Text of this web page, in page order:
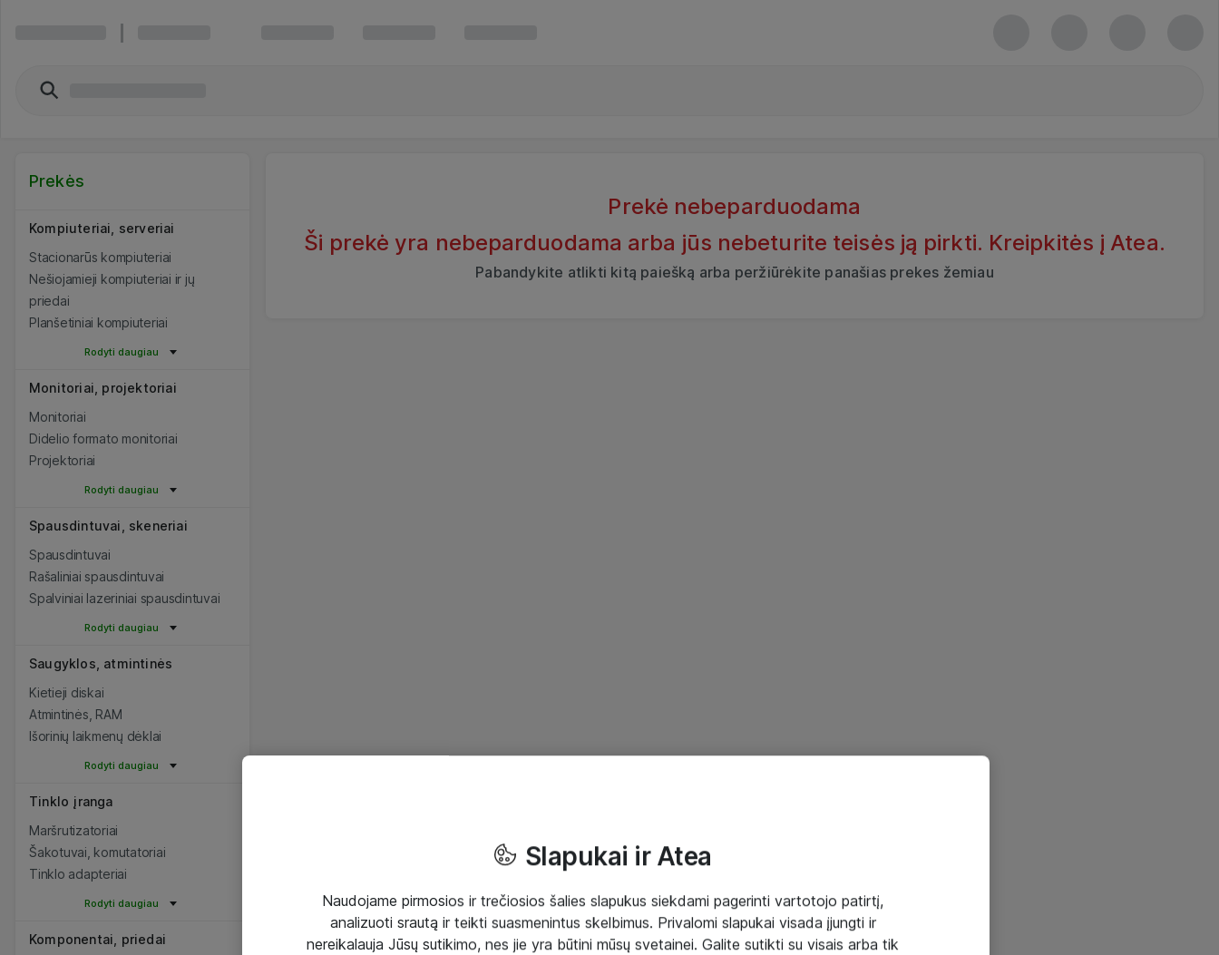
Prekės
Kompiuteriai, serveriai
Stacionarūs kompiuteriai
Nešiojamieji kompiuteriai ir jų
priedai
Planšetiniai kompiuteriai
Rodyti daugiau
Monitoriai, projektoriai
Monitoriai
Didelio formato monitoriai
Projektoriai
Rodyti daugiau
Spausdintuvai, skeneriai
Spausdintuvai
Rašaliniai spausdintuvai
Spalviniai lazeriniai spausdintuvai
Rodyti daugiau
Saugyklos, atmintinės
Kietieji diskai
Atmintinės, RAM
Išorinių laikmenų dėklai
Rodyti daugiau
Tinklo įranga
Maršrutizatoriai
Šakotuvai, komutatoriai
Tinklo adapteriai
Rodyti daugiau
Komponentai, priedai
Prekė nebeparduodama
Ši prekė yra nebeparduodama arba jūs nebeturite teisės ją pirkti. Kreipkitės į Atea.
Pabandykite atlikti kitą paiešką arba peržiūrėkite panašias prekes žemiau
Slapukai ir Atea
Naudojame pirmosios ir trečiosios šalies slapukus siekdami pagerinti vartotojo patirtį,
analizuoti srautą ir teikti suasmenintus skelbimus. Privalomi slapukai visada įjungti ir
nereikalauja Jūsų sutikimo, nes jie yra būtini mūsų svetainei. Galite sutikti su visais arba tik